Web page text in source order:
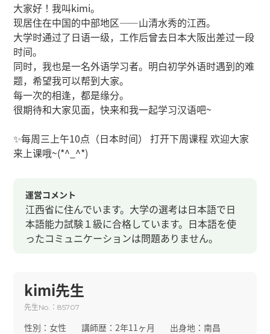
大家好！我叫kimi。
现居住在中国的中部地区——山清水秀的江西。
大学时通过了日语一级，工作后曾去日本大阪出差过一段
时间。
同时，我也是一名外语学习者。明白初学外语时遇到的难
题，希望我可以帮到大家。
每一次的相逢，都是缘分。
很期待和大家见面，快来和我一起学习汉语吧~
✨每周三上午10点（日本时间） 打开下周课程 欢迎大家
来上课哦~(*^_^*)
運営コメント
江西省に住んでいます。大学の選考は日本語で日
本語能力試験１級に合格しています。日本語を使
ったコミュニケーションは問題ありません。
kimi先生
先生No. ：85707
性別：女性 講師歴：2年11ヶ月 出身地： 南昌